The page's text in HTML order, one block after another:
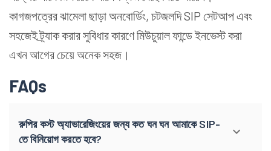
কাগজপত্রের ঝামেলা ছাড়া অনবোর্ডিং, চটজলদি SIP সেটআপ এবং
সহজেই ট্র্যাক করার সুবিধার কারণে মিউচুয়াল ফান্ডে ইনভেস্ট করা
এখন আগের চেয়ে অনেক সহজ।
FAQs
রুপির কস্ট অ্যাভারেজিংয়ের জন্য কত ঘন ঘন আমাকে SIP-
তে বিনিয়োগ করতে হবে?